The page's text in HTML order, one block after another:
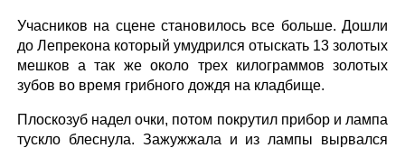
Учасников на сцене становилось все больше. Дошли
до Лепрекона который умудрился отыскать 13 золотых
мешков а так же около трех килограммов золотых
зубов во время грибного дождя на кладбище.
Плоскозуб надел очки, потом покрутил прибор и лампа
тускло блеснула. Зажужжала и из лампы вырвался